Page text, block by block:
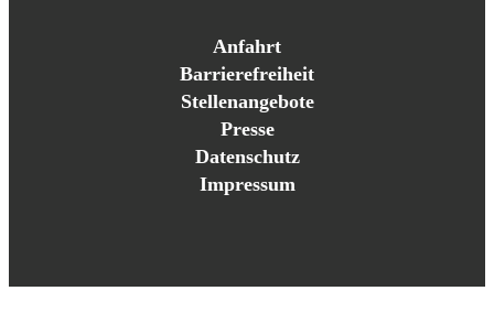
Anfahrt
Barrierefreiheit
Stellenangebote
Presse
Datenschutz
Impressum